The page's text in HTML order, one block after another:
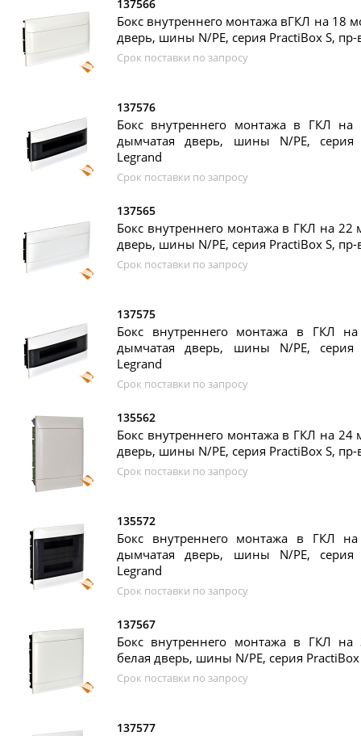
137566
Бокс внутреннего монтажа вГКЛ на 18
дверь, шины N/PE, серия PractiBox S, пр-
Срок поставки по запросу
137576
Бокс внутреннего монтажа в ГКЛ на
дымчатая дверь, шины N/PE, серия
Legrand
Срок поставки по запросу
137565
Бокс внутреннего монтажа в ГКЛ на 22
дверь, шины N/PE, серия PractiBox S, пр-
Срок поставки по запросу
137575
Бокс внутреннего монтажа в ГКЛ
дымчатая дверь, шины N/PE, серия
Legrand
Срок поставки по запросу
135562
Бокс внутреннего монтажа в ГКЛ на 24
дверь, шины N/PE, серия PractiBox S, пр-
Срок поставки по запросу
135572
Бокс внутреннего монтажа в ГКЛ
дымчатая дверь, шины N/PE, серия
Legrand
Срок поставки по запросу
137567
Бокс внутреннего монтажа в ГКЛ на
белая дверь, шины N/PE, серия
Срок поставки по запросу
137577